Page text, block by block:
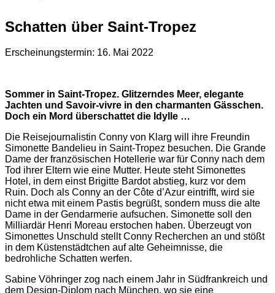
Schatten über Saint-Tropez
Erscheinungstermin: 16. Mai 2022
Sommer in Saint-Tropez. Glitzerndes Meer, elegante
Jachten und Savoir-vivre in den charmanten Gässchen.
Doch ein Mord überschattet die Idylle …
Die Reisejournalistin Conny von Klarg will ihre Freundin
Simonette Bandelieu in Saint-Tropez besuchen. Die Grande
Dame der französischen Hotellerie war für Conny nach dem
Tod ihrer Eltern wie eine Mutter. Heute steht Simonettes
Hotel, in dem einst Brigitte Bardot abstieg, kurz vor dem
Ruin. Doch als Conny an der Côte d’Azur eintrifft, wird sie
nicht etwa mit einem Pastis begrüßt, sondern muss die alte
Dame in der Gendarmerie aufsuchen. Simonette soll den
Milliardär Henri Moreau erstochen haben. Überzeugt von
Simonettes Unschuld stellt Conny Recherchen an und stößt
in dem Küstenstädtchen auf alte Geheimnisse, die
bedrohliche Schatten werfen.
Sabine Vöhringer zog nach einem Jahr in Südfrankreich und
dem Design-Diplom nach München, wo sie eine